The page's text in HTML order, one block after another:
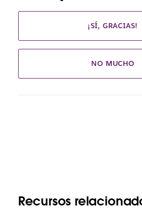
¡SÍ, GRACIAS!
NO MUCHO
Recursos